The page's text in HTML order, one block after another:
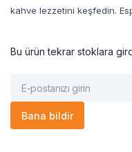
kahve lezzetini keşfedin.
Bu ürün tekrar stoklara
Bana bildir